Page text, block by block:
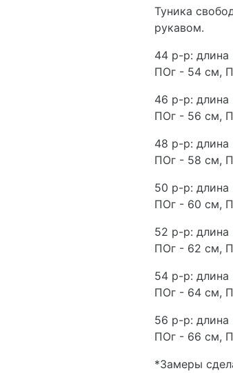
Туника
рукавом.
44 р-р: длина
ПОг - 54 см,
46 р-р: длина
ПОг - 56 см,
48 р-р: длина
ПОг - 58 см,
50 р-р: длина
ПОг - 60 см,
52 р-р: длина
ПОг - 62 см,
54 р-р: длина
ПОг - 64 см,
56 р-р: длина
ПОг - 66 см,
*Замеры